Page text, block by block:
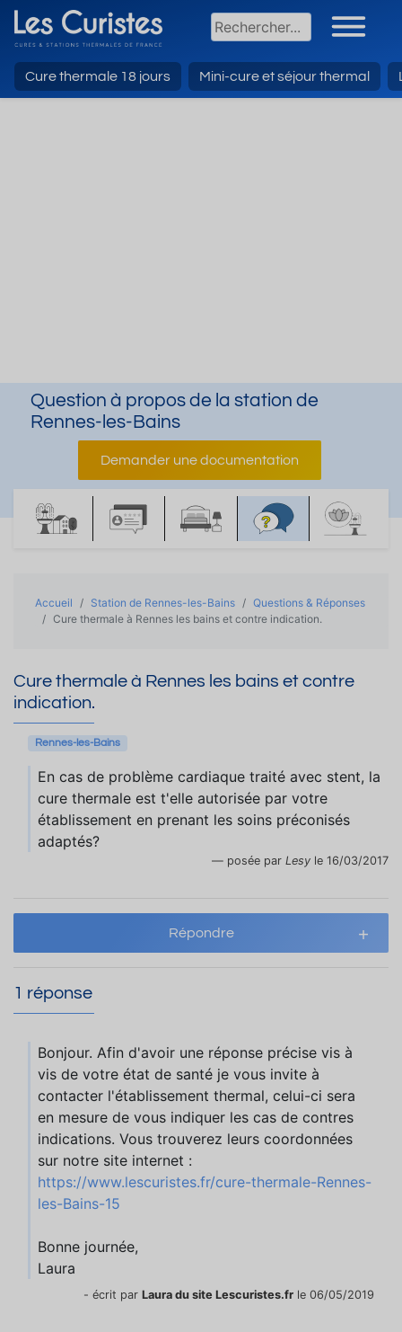
Cure thermale 18 jours Mini-cure et séjour thermal
Question à propos de la station de
Rennes-les-Bains
Demander une documentation
Accueil Station de Rennes-les-Bains
Questions & Réponses
Cure thermale à Rennes les bains et contre indication.
Cure thermale à Rennes les bains et contre
indication.
Rennes-les-Bains
En cas de problème cardiaque traité avec stent, la
cure thermale est t'elle autorisée par votre
établissement en prenant les soins préconisés
adaptés?
posée par Lesy le 16/03/2017
Répondre
1 réponse
Bonjour. Afin d'avoir une réponse précise vis à
vis de votre état de santé je vous invite à
contacter l'établissement thermal, celui-ci sera
en mesure de vous indiquer les cas de contres
indications. Vous trouverez leurs coordonnées
sur notre site internet :
https://www.lescuristes.fr/cure-thermale-Rennes-
les-Bains-15
Bonne journée,
Laura
- écrit par Laura du site Lescuristes.fr le 06/05/2019